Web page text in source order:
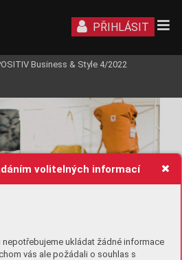
volitelných informací
ukládat žádné informace
vás ale požádali o souhlas s
PŘIHLÁSIT
Business & Style 4/2022